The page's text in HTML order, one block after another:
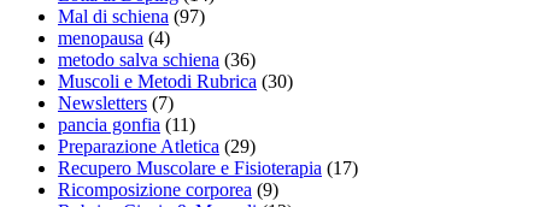
Mal di schiena (97)
menopausa (4)
metodo salva schiena (36)
Muscoli e Metodi Rubrica (30)
Newsletters (7)
pancia gonfia (11)
Preparazione Atletica (29)
Recupero Muscolare e Fisioterapia (17)
Ricomposizione corporea (9)